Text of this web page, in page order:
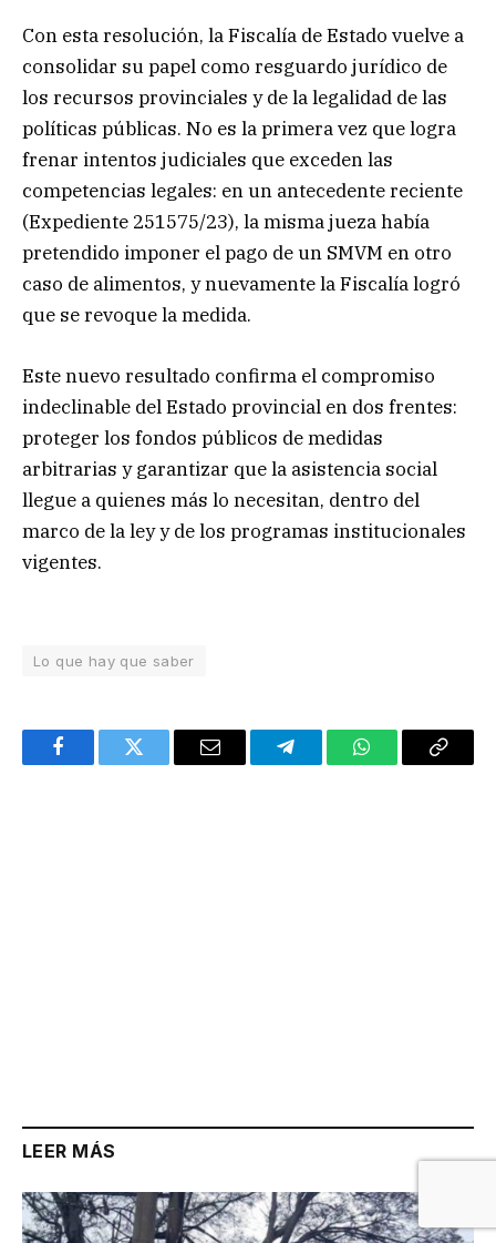
Con esta resolución, la Fiscalía de Estado vuelve a
consolidar su papel como resguardo jurídico de
los recursos provinciales y de la legalidad de las
políticas públicas. No es la primera vez que logra
frenar intentos judiciales que exceden las
competencias legales: en un antecedente reciente
(Expediente 251575/23), la misma jueza había
pretendido imponer el pago de un SMVM en otro
caso de alimentos, y nuevamente la Fiscalía logró
que se revoque la medida.
Este nuevo resultado confirma el compromiso
indeclinable del Estado provincial en dos frentes:
proteger los fondos públicos de medidas
arbitrarias y garantizar que la asistencia social
llegue a quienes más lo necesitan, dentro del
marco de la ley y de los programas institucionales
vigentes.
Lo que hay que saber
FacebookTwitter Email TelegramWhatsAppCopy
LEER MÁS